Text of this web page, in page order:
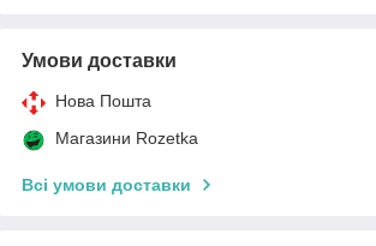
Умови доставки
Нова Пошта
Магазини Rozetka
Всі умови доставки